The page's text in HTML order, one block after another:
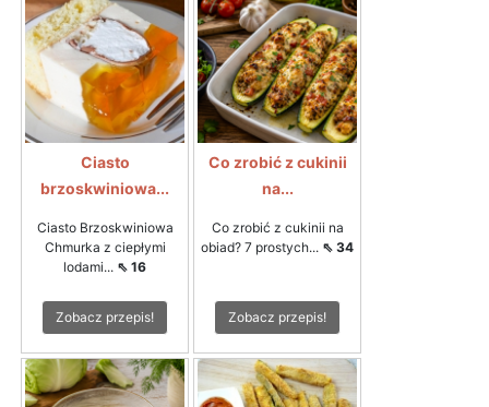
Ciasto
brzoskwiniowa...
Ciasto Brzoskwiniowa
Chmurka z ciepłymi
lodami... ⇖ 16
Zobacz przepis!
Co zrobić z cukinii
na...
Co zrobić z cukinii na
obiad? 7 prostych... ⇖ 34
Zobacz przepis!